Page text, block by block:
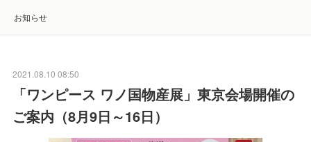
お知らせ
2021.08.10 08:50
「ワンピース ワノ国物産展」東京会場開催の
ご案内（8月9日～16日）